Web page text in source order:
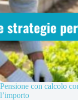
Pensione con calcolo
l’importo